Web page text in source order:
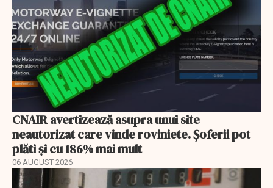
CNAIR avertizează asupra unui site
neautorizat care vinde roviniete. Șoferii pot
plăti și cu 186% mai mult
06 AUGUST 2026